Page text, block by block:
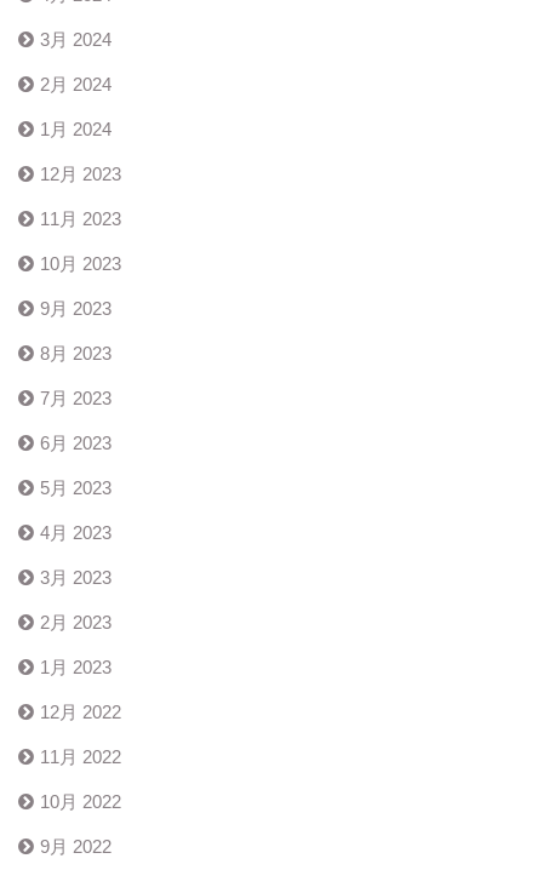
3月 2024
2月 2024
1月 2024
12月 2023
11月 2023
10月 2023
9月 2023
8月 2023
7月 2023
6月 2023
5月 2023
4月 2023
3月 2023
2月 2023
1月 2023
12月 2022
11月 2022
10月 2022
9月 2022